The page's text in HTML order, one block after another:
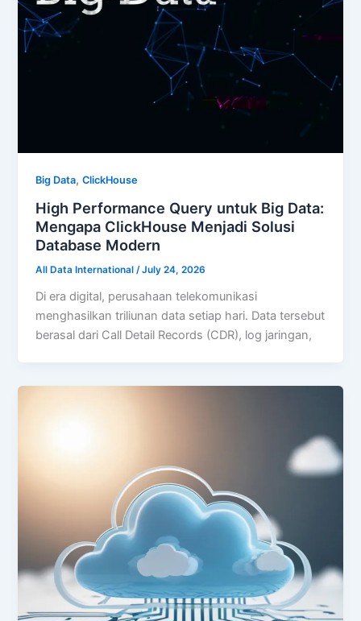
Big Data,ClickHouse
High Performance Query untuk Big Data:
Mengapa ClickHouse Menjadi Solusi
Database Modern
All Data International/July 24, 2026
Di era digital, perusahaan telekomunikasi
menghasilkan triliunan data setiap hari. Data tersebut
berasal dari Call Detail Records (CDR), log jaringan,